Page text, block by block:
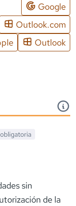
Google
Outlook.com
Outlook
sin
de la